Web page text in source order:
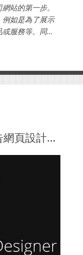
站的第一步。
如是為了展示
或服務等。同
谷歌(Google)打造的廣告網頁設計製作軟體Google Web Designer